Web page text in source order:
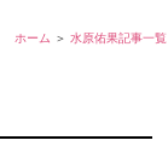
ホーム 水原佑果記事一覧